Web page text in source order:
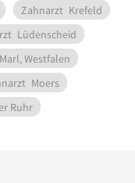
Zahnarzt Krefeld
Lüdenscheid
Marl, Westfalen
Moers
Ruhr